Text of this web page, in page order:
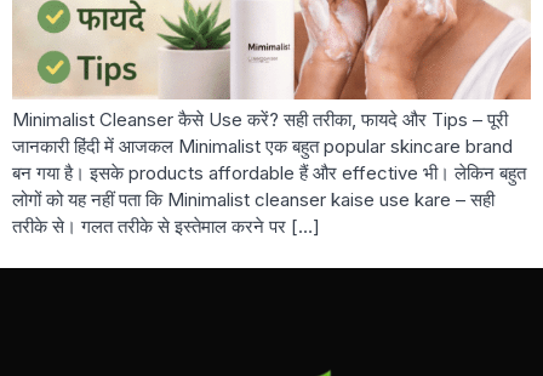
Minimalist Cleanser कैसे Use करें? सही तरीका, फायदे और Tips – पूरी
जानकारी हिंदी में आजकल Minimalist एक बहुत popular skincare brand
बन गया है। इसके products affordable हैं और effective भी। लेकिन बहुत
लोगों को यह नहीं पता कि Minimalist cleanser kaise use kare – सही
तरीके से। गलत तरीके से इस्तेमाल करने पर […]